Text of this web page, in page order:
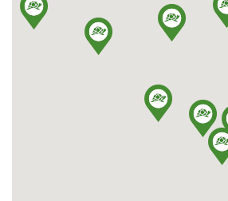
ul. Pużaka 28
38-400 Krosno
Tel: 13 432 75 75, 13 420 34 21 do 28
E-mail: greinplast@greinplast.com.pl